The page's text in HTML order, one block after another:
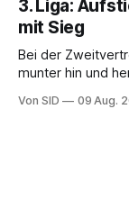
3. Liga:
mit Sieg
Bei der
munter hin und
Von SID 09 Aug.